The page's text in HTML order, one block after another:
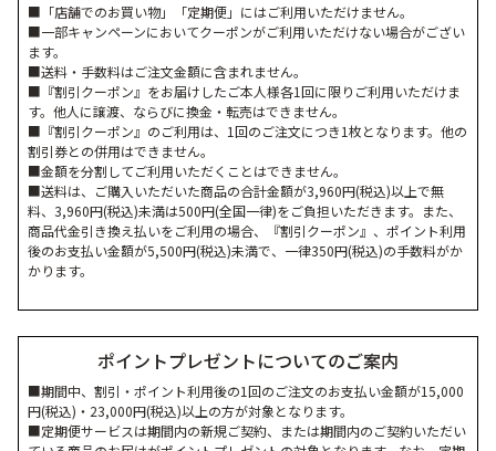
■「店舗でのお買い物」「定期便」にはご利用いただけません。
■一部キャンペーンにおいてクーポンがご利用いただけない場合がござい
ます。
■送料・手数料はご注文金額に含まれません。
■『割引クーポン』をお届けしたご本人様各1回に限りご利用いただけま
す。他人に譲渡、ならびに換金・転売はできません。
■『割引クーポン』のご利用は、1回のご注文につき1枚となります。他の
割引券との併用はできません。
■金額を分割してご利用いただくことはできません。
■送料は、ご購入いただいた商品の合計金額が3,960円(税込)以上で無
料、3,960円(税込)未満は500円(全国一律)をご負担いただきます。また、
商品代金引き換え払いをご利用の場合、『割引クーポン』、ポイント利用
後のお支払い金額が5,500円(税込)未満で、一律350円(税込)の手数料がか
かります。
ポイントプレゼントについてのご案内
■期間中、割引・ポイント利用後の1回のご注文のお支払い金額が15,000
円(税込)・23,000円(税込)以上の方が対象となります。
■定期便サービスは期間内の新規ご契約、または期間内のご契約いただい